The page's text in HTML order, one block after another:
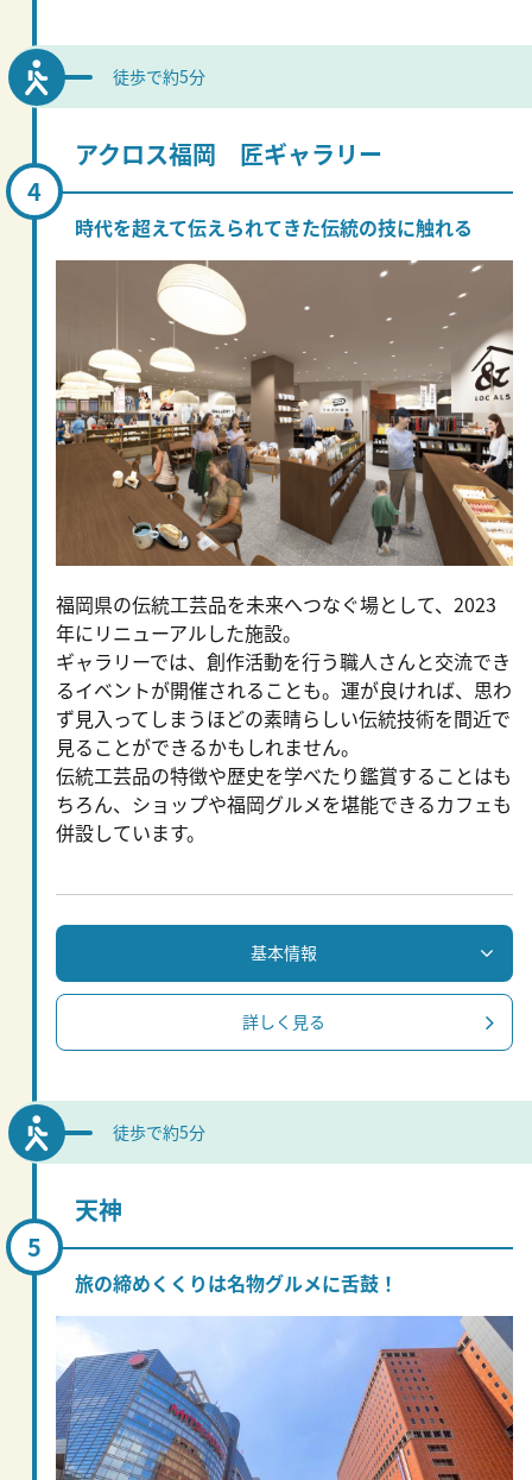
徒歩で約5分
アクロス福岡 匠ギャラリー
時代を超えて伝えられてきた伝統の技に触れる
福岡県の伝統工芸品を未来へつなぐ場として、2023
年にリニューアルした施設。
ギャラリーでは、創作活動を行う職人さんと交流でき
るイベントが開催されることも。運が良ければ、思わ
ず見入ってしまうほどの素晴らしい伝統技術を間近で
見ることができるかもしれません。
伝統工芸品の特徴や歴史を学べたり鑑賞することはも
ちろん、ショップや福岡グルメを堪能できるカフェも
併設しています。
基本情報
詳しく見る
徒歩で約5分
天神
旅の締めくくりは名物グルメに舌鼓！